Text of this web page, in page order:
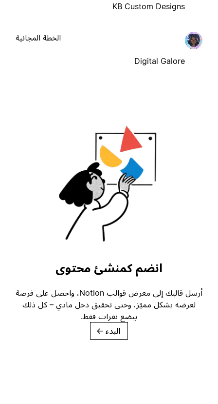
KB Custom Designs
Digital Galore
الخطة المجانية
انضم كمنشئ محتوى
أرسل قالبك إلى معرض قوالب Notion، واحصل على فرصة
لعرضه بشكل مميّز، وحتى تحقيق دخل مادي – كل ذلك
ببضع نقرات فقط.
→